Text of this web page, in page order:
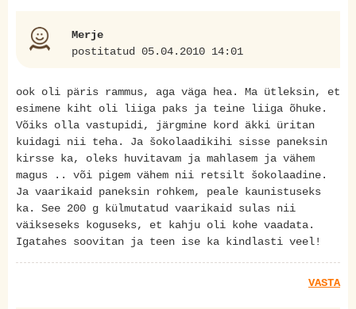
Merje
postitatud 05.04.2010 14:01
ook oli päris rammus, aga väga hea. Ma ütleksin, et
esimene kiht oli liiga paks ja teine liiga õhuke.
Võiks olla vastupidi, järgmine kord äkki üritan
kuidagi nii teha. Ja šokolaadikihi sisse paneksin
kirsse ka, oleks huvitavam ja mahlasem ja vähem
magus .. või pigem vähem nii retsilt šokolaadine.
Ja vaarikaid paneksin rohkem, peale kaunistuseks
ka. See 200 g külmutatud vaarikaid sulas nii
väikseseks koguseks, et kahju oli kohe vaadata.
Igatahes soovitan ja teen ise ka kindlasti veel!
VASTA